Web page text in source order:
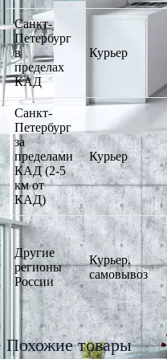
Санкт-
Петербург
в
пределах
КАД
Курьер
Санкт-
Петербург
за
пределами
КАД (2-5
км от
КАД)
Курьер
Другие
регионы
России
Курьер,
самовывоз
Похожие товары